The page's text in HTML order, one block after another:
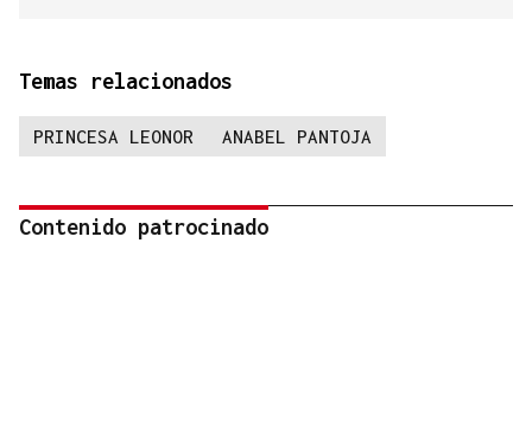
Temas relacionados
PRINCESA LEONOR ANABEL PANTOJA
Contenido patrocinado